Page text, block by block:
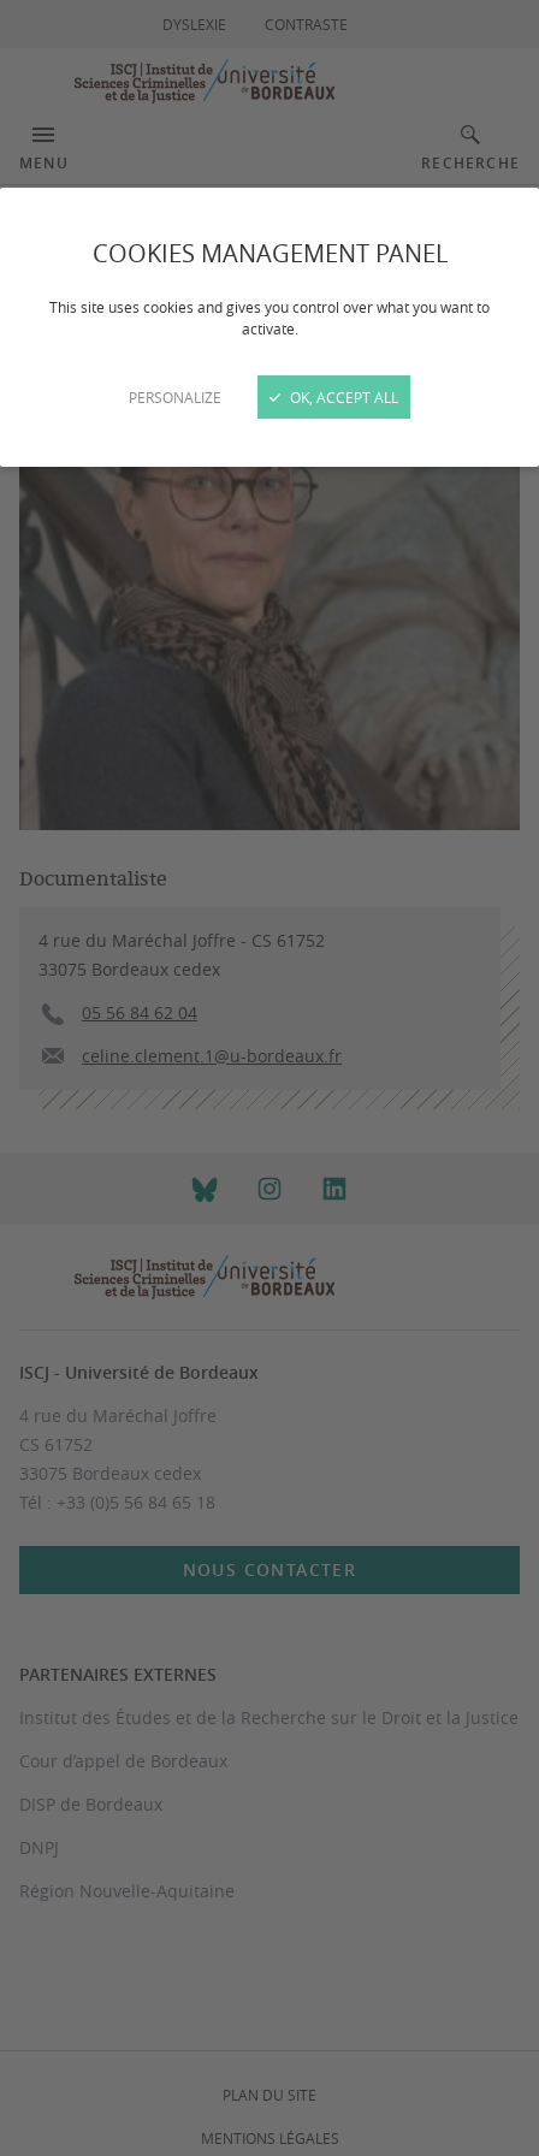
COOKIES MANAGEMENT PANEL
This site uses cookies and gives you control over what you want to
activate.
PERSONALIZE OK, ACCEPT ALL
DYSLEXIE CONTRASTE
MENU RECHERCHE
Clément Céline
Documentaliste
4 rue du Maréchal Joffre - CS 61752
33075 Bordeaux cedex
05 56 84 62 04
celine.clement.1@u-bordeaux.fr
ISCJ - Université de Bordeaux
4 rue du Maréchal Joffre
CS 61752
33075 Bordeaux cedex
Tél : +33 (0)5 56 84 65 18
NOUS CONTACTER
PARTENAIRES EXTERNES
Institut des Études et de la Recherche sur le Droit et la Justice
Cour d’appel de Bordeaux
DISP de Bordeaux
DNPJ
Région Nouvelle-Aquitaine
PLAN DU SITE
MENTIONS LÉGALES